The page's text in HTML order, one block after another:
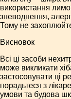
використання
зневоднення,
Тому не
Висновок
Всі ці засоби
може викликати
застосовувати ці
порадьтеся з
умови та будова